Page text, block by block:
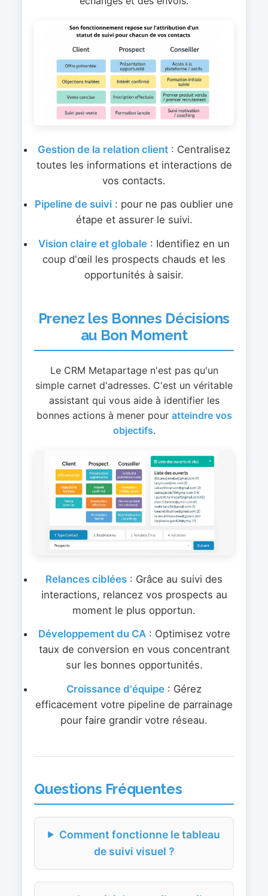
Gestion de la relation client : Centralisez
toutes les informations et interactions de
vos contacts.
Pipeline de suivi : pour ne pas oublier une
étape et assurer le suivi.
Vision claire et globale : Identifiez en un
coup d'œil les prospects chauds et les
opportunités à saisir.
Prenez les Bonnes Décisions
au Bon Moment
Le CRM Metapartage n'est pas qu'un
simple carnet d'adresses. C'est un véritable
assistant qui vous aide à identifier les
bonnes actions à mener pour atteindre vos
objectifs.
Relances ciblées : Grâce au suivi des
interactions, relancez vos prospects au
moment le plus opportun.
Développement du CA: Optimisez votre
taux de conversion en vous concentrant
sur les bonnes opportunités.
Croissance d'équipe : Gérez
efficacement votre pipeline de parrainage
pour faire grandir votre réseau.
Questions Fréquentes
Comment fonctionne le tableau
de suivi visuel ?